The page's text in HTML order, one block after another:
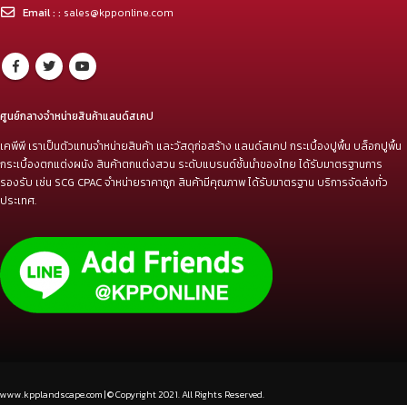
Email : : sales@kpponline.com
ศูนย์กลางจำหน่ายสินค้าแลนด์สเคป
เคพีพี เราเป็นตัวแทนจำหน่ายสินค้า และวัสดุก่อสร้าง แลนด์สเคป กระเบื้องปูพื้น บล็อกปูพื้น
กระเบื้องตกแต่งผนัง สินค้าตกแต่งสวน ระดับแบรนด์ชั้นนำของไทย ได้รับมาตรฐานการ
รองรับ เช่น SCG CPAC จำหน่ายราคาถูก สินค้ามีคุณภาพ ได้รับมาตรฐาน บริการจัดส่งทั่ว
ประเทศ.
www.kpplandscape.com | © Copyright 2021. All Rights Reserved.